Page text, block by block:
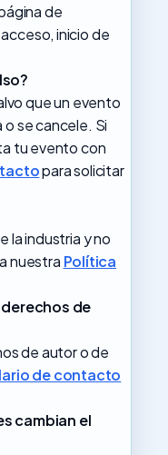
de
inicio de
que un evento
se cancele. Si
tu evento con
para solicitar
la industria y no
nuestra Política
de
de autor o de
de contacto
cambian el